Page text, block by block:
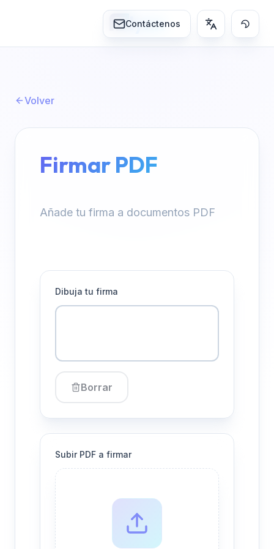
Contáctenos
lynn
Volver
Firmar PDF
Añade tu firma a documentos PDF
Dibuja tu firma
Borrar
Subir PDF a firmar